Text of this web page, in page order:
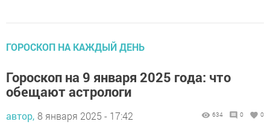
ГОРОСКОП НА КАЖДЫЙ ДЕНЬ
Гороскоп на 9 января 2025 года: что
обещают астрологи
автор, 8 января 2025 - 17:42 634 0 0